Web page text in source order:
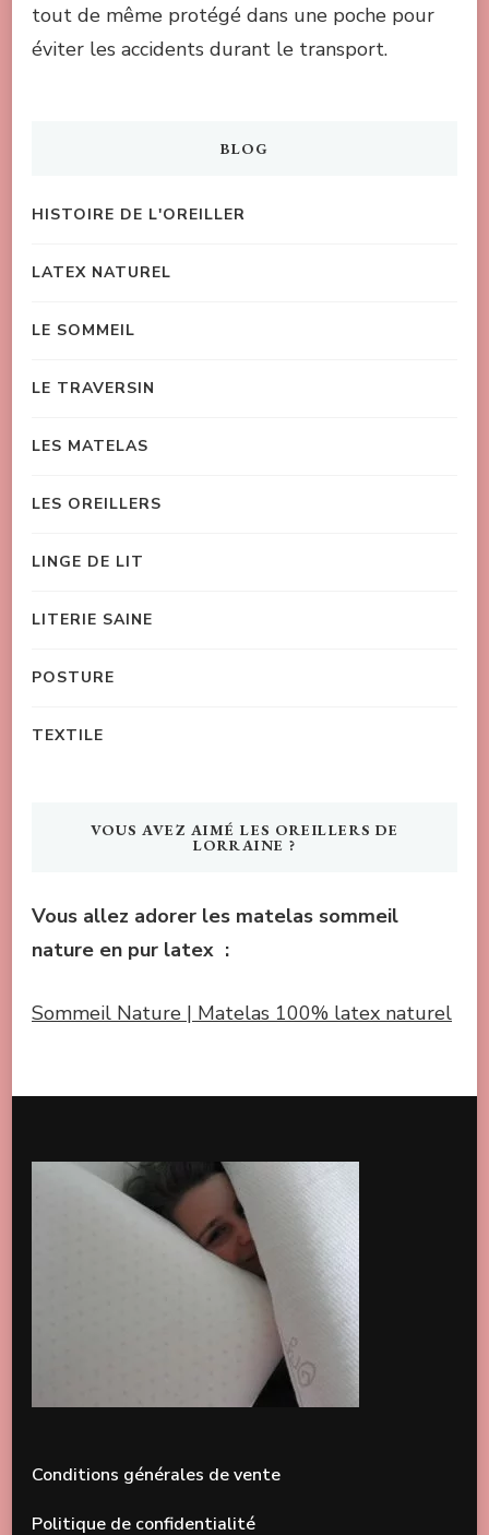
tout de même protégé dans une poche pour
éviter les accidents durant le transport.
BLOG
HISTOIRE DE L'OREILLER
LATEX NATUREL
LE SOMMEIL
LE TRAVERSIN
LES MATELAS
LES OREILLERS
LINGE DE LIT
LITERIE SAINE
POSTURE
TEXTILE
VOUS AVEZ AIMÉ LES OREILLERS DE
LORRAINE ?
Vous allez adorer les matelas sommeil
nature en pur latex :
Sommeil Nature | Matelas 100% latex naturel
Conditions générales de vente
Politique de confidentialité